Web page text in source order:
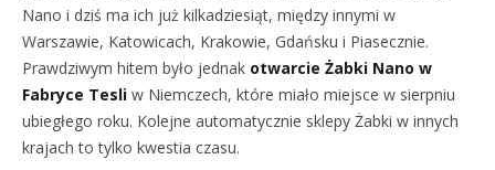
Nano i dziś ma ich już kilkadziesiąt, między innymi w
Warszawie, Katowicach, Krakowie, Gdańsku i Piasecznie.
Prawdziwym hitem było jednak otwarcie Żabki Nano w
Fabryce Tesli w Niemczech, które miało miejsce w sierpniu
ubiegłego roku. Kolejne automatycznie sklepy Żabki w innych
krajach to tylko kwestia czasu.